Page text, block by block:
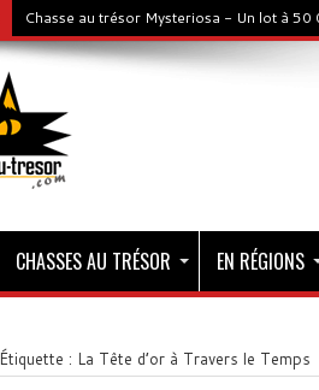
Chasse au trésor Mysteriosa - Un lot à 50
CHASSES AU TRÉSOR EN RÉGIONS
Étiquette : La Tête d’or à Travers le Temps